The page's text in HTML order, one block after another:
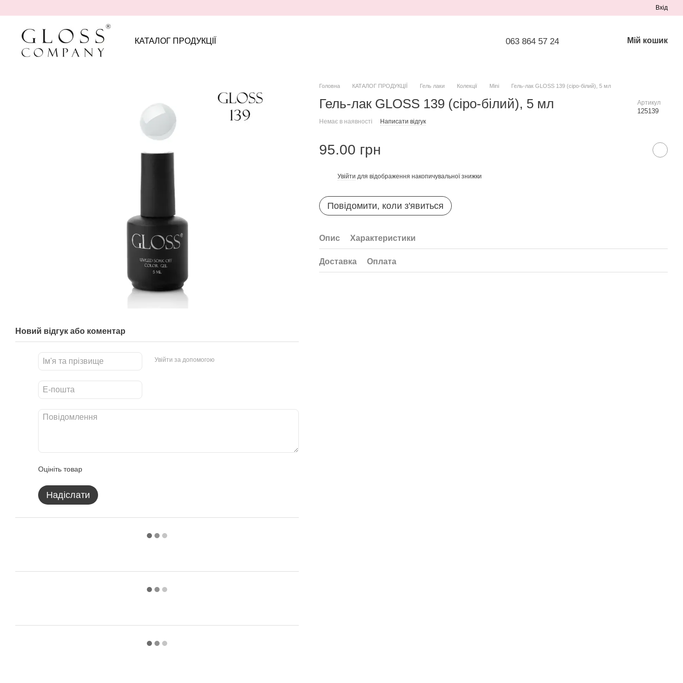
Вхід
КАТАЛОГ ПРОДУКЦІЇ 063 864 57 24 Мій кошик
Новий відгук або коментар
Увійти за допомогою
Оцініть товар
Надіслати
Головна КАТАЛОГ ПРОДУКЦІЇ Гель лаки Колекції Mini Гель-лак GLOSS 139 (сіро-білий), 5 мл
Гель-лак GLOSS 139 (сіро-білий), 5 мл Артикул
125139
Немає в наявності Написати відгук
95.00 грн
Увійти для відображення накопичувальної знижки
Повідомити, коли з'явиться
Опис Характеристики
Доставка Оплата